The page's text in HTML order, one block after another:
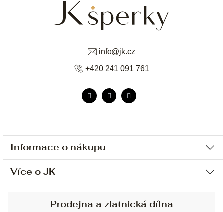
Informace o nákupu
Ochrana osobních údajů
Sjednání osobní schůzky
Více o JK
info@jk.cz
+420 241 091 761
Prodejna a zlatnická dílna